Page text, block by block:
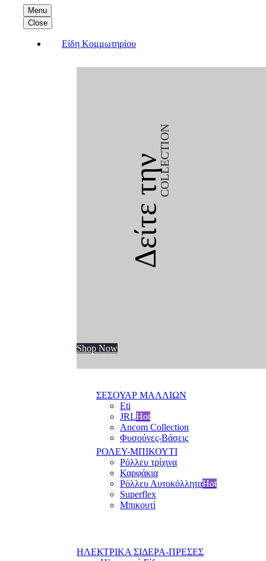
Menu
Close
Είδη Κομμωτηρίου
Δείτε τηνCOLLECTION
Shop Now
ΣΕΣΟΥΑΡ ΜΑΛΛΙΩΝ
Eti
JRLHot
Ancom Collection
Φυσούνες-Βάσεις
ΡΟΛΕΥ-ΜΠΙΚΟΥΤΙ
Ρόλλευ τρίχινα
Καρφάκια
Ρόλλευ ΑυτοκόλληταHot
Superflex
Μπικουτί
ΗΛΕΚΤΡΙΚΑ ΣΙΔΕΡΑ-ΠΡΕΣΕΣ